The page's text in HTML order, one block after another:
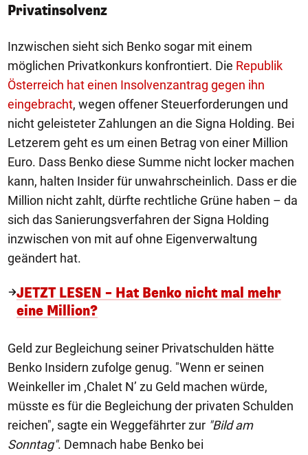
Privatinsolvenz
Inzwischen sieht sich Benko sogar mit einem
möglichen Privatkonkurs konfrontiert. Die Republik
Österreich hat einen Insolvenzantrag gegen ihn
eingebracht, wegen offener Steuerforderungen und
nicht geleisteter Zahlungen an die Signa Holding. Bei
Letzerem geht es um einen Betrag von einer Million
Euro. Dass Benko diese Summe nicht locker machen
kann, halten Insider für unwahrscheinlich. Dass er die
Million nicht zahlt, dürfte rechtliche Grüne haben – da
sich das Sanierungsverfahren der Signa Holding
inzwischen von mit auf ohne Eigenverwaltung
geändert hat.
JETZT LESEN – Hat Benko nicht mal mehr
eine Million?
Geld zur Begleichung seiner Privatschulden hätte
Benko Insidern zufolge genug. "Wenn er seinen
Weinkeller im ,Chalet N’ zu Geld machen würde,
müsste es für die Begleichung der privaten Schulden
reichen", sagte ein Weggefährter zur "Bild am
Sonntag". Demnach habe Benko bei